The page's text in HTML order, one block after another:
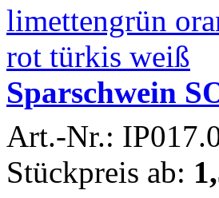
Sparschwein
Art.-Nr.:
Stückpreis ab: